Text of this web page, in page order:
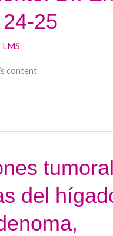
25
content
del